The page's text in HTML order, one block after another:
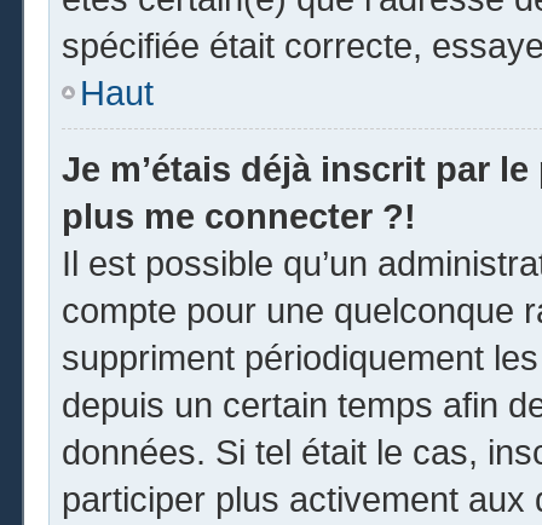
spécifiée était correcte,
Haut
Je m’étais déjà inscrit par
plus me connecter ?!
Il est possible qu’un
compte pour une quelconque
suppriment périodiquement
depuis un certain temps afin
données. Si tel était le cas,
participer plus activement